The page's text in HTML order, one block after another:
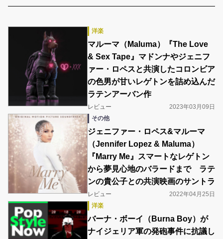
洋楽
マルーマ（Maluma）『The Love
& Sex Tape』マドンナやジェニフ
ァー・ロペスと共演したコロンビア
の色男が甘いレゲトンを詰め込んだ
ラテンアーバン作
レビュー
2023年03月09日
その他
ジェニファー・ロペス&マルーマ
（Jennifer Lopez & Maluma）
『Marry Me』スマートなレゲトン
から夢見心地のバラードまで ラテ
ンの貴公子との共演映画のサントラ
レビュー
2022年04月25日
洋楽
バーナ・ボーイ（Burna Boy）が
ナイジェリア軍の発砲事件に抗議し